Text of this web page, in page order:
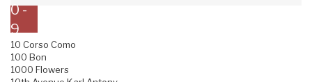
0 -
9
10 Corso Como
100 Bon
1000 Flowers